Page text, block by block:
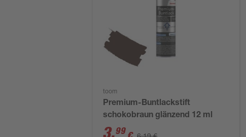
toom
Premium-Buntlackstift
schokobraun glänzend 12 ml
99